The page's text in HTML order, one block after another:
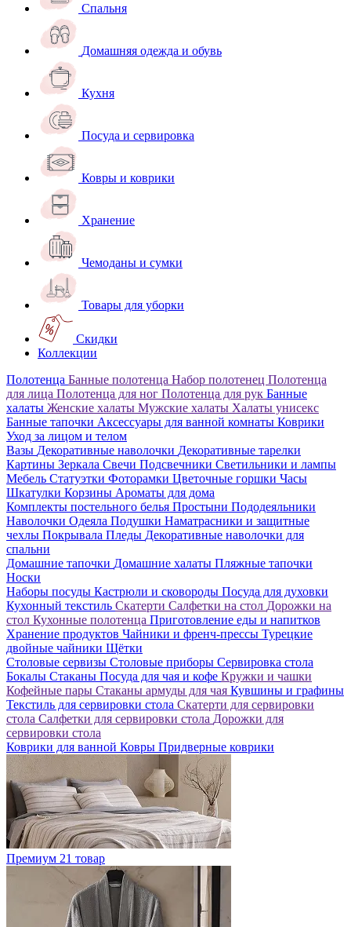
Спальня
Домашняя одежда и обувь
Кухня
Посуда и сервировка
Ковры и коврики
Хранение
Чемоданы и сумки
Товары для уборки
Скидки
Коллекции
Полотенца Банные полотенца Набор полотенец Полотенца
для лица Полотенца для ног Полотенца для рук Банные
халаты Женские халаты Мужские халаты Халаты унисекс
Банные тапочки Аксессуары для ванной комнаты Коврики
Уход за лицом и телом
Вазы Декоративные наволочки Декоративные тарелки
Картины Зеркала Свечи Подсвечники Светильники и лампы
Мебель Статуэтки Фоторамки Цветочные горшки Часы
Шкатулки Корзины Ароматы для дома
Комплекты постельного белья Простыни Пододеяльники
Наволочки Одеяла Подушки Наматрасники и защитные
чехлы Покрывала Пледы Декоративные наволочки для
спальни
Домашние тапочки Домашние халаты Пляжные тапочки
Носки
Наборы посуды Кастрюли и сковороды Посуда для духовки
Кухонный текстиль Скатерти Салфетки на стол Дорожки на
стол Кухонные полотенца Приготовление еды и напитков
Хранение продуктов Чайники и френч-прессы Турецкие
двойные чайники Щётки
Столовые сервизы Столовые приборы Сервировка стола
Бокалы Стаканы Посуда для чая и кофе Кружки и чашки
Кофейные пары Стаканы армуды для чая Кувшины и графины
Текстиль для сервировки стола Скатерти для сервировки
стола Салфетки для сервировки стола Дорожки для
сервировки стола
Коврики для ванной Ковры Придверные коврики
Премиум 21 товар